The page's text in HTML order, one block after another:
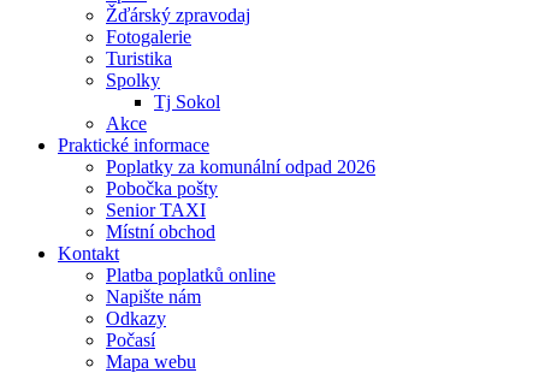
Žďárský zpravodaj
Fotogalerie
Turistika
Spolky
Tj Sokol
Akce
Praktické informace
Poplatky za komunální odpad 2026
Pobočka pošty
Senior TAXI
Místní obchod
Kontakt
Platba poplatků online
Napište nám
Odkazy
Počasí
Mapa webu